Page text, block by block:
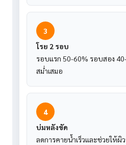
3
โรย 2 รอบ
รอบแรก 50-60% รอบสอง
สม่ำเสมอ
4
บ่มหลังขัด
ลดการคายน้ำเร็วและช่วยให้